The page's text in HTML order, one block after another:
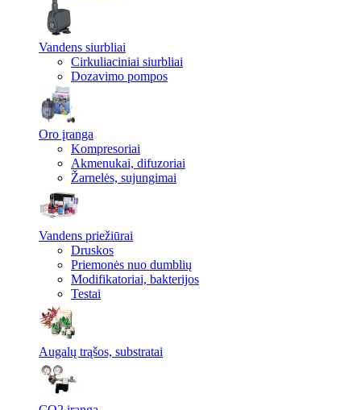
Vandens siurbliai
Cirkuliaciniai siurbliai
Dozavimo pompos
Oro įranga
Kompresoriai
Akmenukai, difuzoriai
Žarnelės, sujungimai
Vandens priežiūrai
Druskos
Priemonės nuo dumblių
Modifikatoriai, bakterijos
Testai
Augalų trąšos, substratai